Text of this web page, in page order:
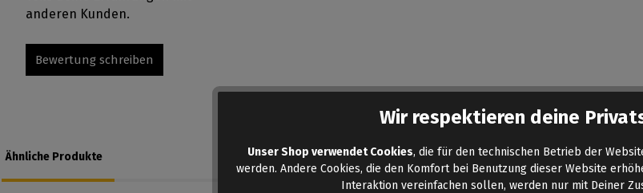
anderen Kunden.
Bewertung schreiben
Ähnliche Produkte
Wir respektieren deine
Unser Shop verwendet Cookies, die für den technischen Betrieb der
werden. Andere Cookies, die den Komfort bei Benutzung dieser Website
Interaktion vereinfachen sollen, werden nur mit Deiner